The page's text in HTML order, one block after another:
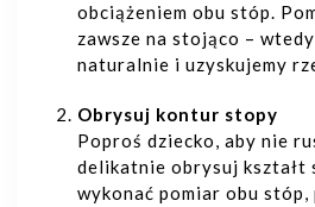
obciążeniem obu stóp.
zawsze na stojąco –
naturalnie i uzyskujemy
Obrysuj kontur stopy
Poproś dziecko, aby nie
delikatnie obrysuj kształt
wykonać pomiar obu stóp,